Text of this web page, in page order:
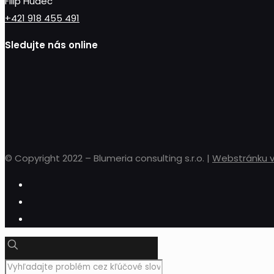
+421 918 455 491
Sledujte nás online
© Copyright 2022 – Blumeria consulting s.r.o. | Webstránku